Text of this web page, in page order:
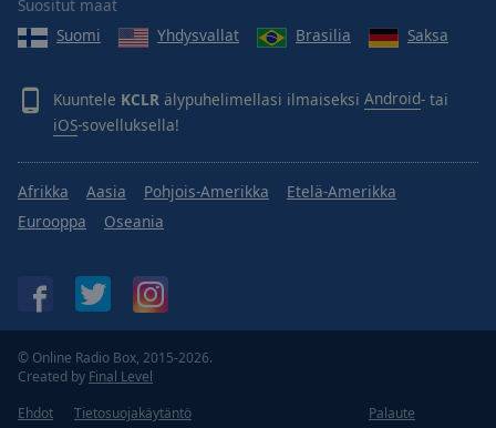
End
window.
Suositut maat
Suomi
Yhdysvallat Brasilia Saksa
Kuuntele KCLR älypuhelimellasi ilmaiseksi Android- tai
iOS-sovelluksella!
Afrikka Aasia Pohjois-Amerikka
Etelä-Amerikka
Eurooppa
Oseania
© Online Radio Box, 2015-2026.
Created by Final Level
Ehdot
Tietosuojakäytäntö Palaute